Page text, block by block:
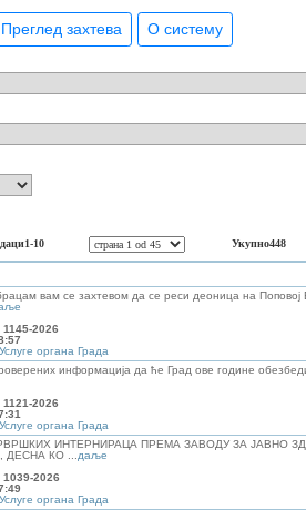
Преглед захтева О систему
10 Укупно448
вам се захтевом да се реси деоница на
1145-2026
Услуге органа Града
информација да ће Град ове године
1121-2026
Услуге органа Града
ИНТЕРНИРАЦА ПРЕМА ЗАВОДУ ЗА ЈАВНО
КО ... даље
1039-2026
Услуге органа Града